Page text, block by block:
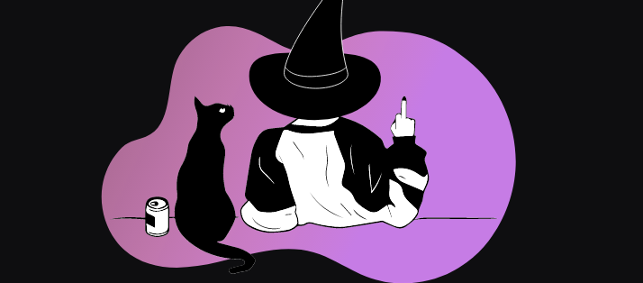
Usuario o email